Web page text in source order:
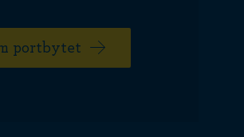
portbytet